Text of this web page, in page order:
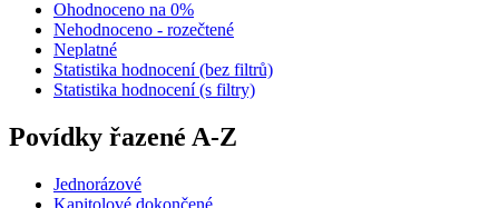
Ohodnoceno na 0%
Nehodnoceno - rozečtené
Neplatné
Statistika hodnocení (bez filtrů)
Statistika hodnocení (s filtry)
Povídky řazené A-Z
Jednorázové
Kapitolové dokončené